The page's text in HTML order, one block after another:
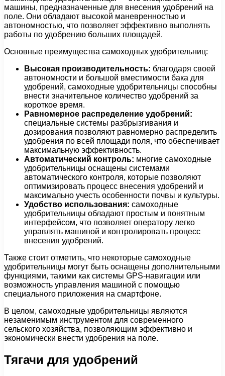
машины, предназначенные для внесения удобрений на
поле. Они обладают высокой маневренностью и
автономностью, что позволяет эффективно выполнять
работы по удобрению больших площадей.
Основные преимущества самоходных удобрительниц:
Высокая производительность: благодаря своей
автономности и большой вместимости бака для
удобрений, самоходные удобрительницы способны
внести значительное количество удобрений за
короткое время.
Равномерное распределение удобрений:
специальные системы разбрызгивания и
дозирования позволяют равномерно распределить
удобрения по всей площади поля, что обеспечивает
максимальную эффективность.
Автоматический контроль: многие самоходные
удобрительницы оснащены системами
автоматического контроля, которые позволяют
оптимизировать процесс внесения удобрений и
максимально учесть особенности почвы и культуры.
Удобство использования: самоходные
удобрительницы обладают простым и понятным
интерфейсом, что позволяет оператору легко
управлять машиной и контролировать процесс
внесения удобрений.
Также стоит отметить, что некоторые самоходные
удобрительницы могут быть оснащены дополнительными
функциями, такими как системы GPS-навигации или
возможность управления машиной с помощью
специального приложения на смартфоне.
В целом, самоходные удобрительницы являются
незаменимым инструментом для современного
сельского хозяйства, позволяющим эффективно и
экономически внести удобрения на поле.
Тягачи для удобрений